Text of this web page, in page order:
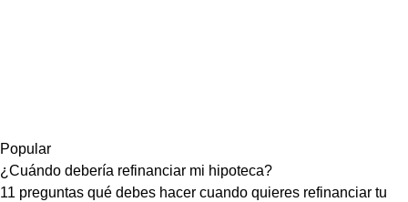
Popular
¿Cuándo debería refinanciar mi hipoteca?
11 preguntas qué debes hacer cuando quieres refinanciar tu